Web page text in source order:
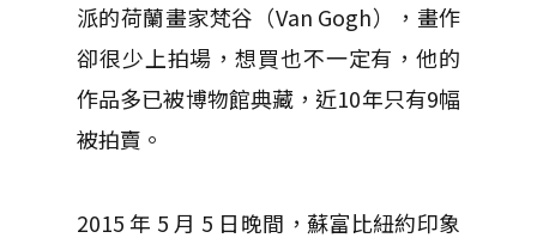
派的荷蘭畫家梵谷（Van Gogh），畫作
卻很少上拍場，想買也不一定有，他的
作品多已被博物館典藏，近10年只有9幅
被拍賣。
2015 年 5 月 5 日晚間，蘇富比紐約印象